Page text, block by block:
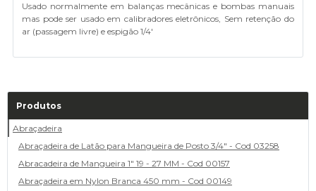
Usado normalmente em balanças mecânicas e bombas manuais
mas pode ser usado em calibradores eletrônicos, Sem retenção do
ar (passagem livre) e espigão 1/4'
Produtos
Abraçadeira
Abraçadeira de Latão para Mangueira de Posto 3/4" - Cod 03258
Abracadeira de Mangueira 1" 19 - 27 MM - Cod 00157
Abraçadeira em Nylon Branca 450 mm - Cod 00149